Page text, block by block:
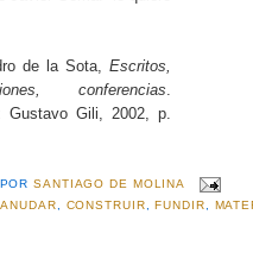
de la Sota, Escritos,
conferencias
Gustavo Gili, 2002, p.
PORSANTIAGO DE MOLINA
ANUDAR, CONSTRUIR, FUNDIR,